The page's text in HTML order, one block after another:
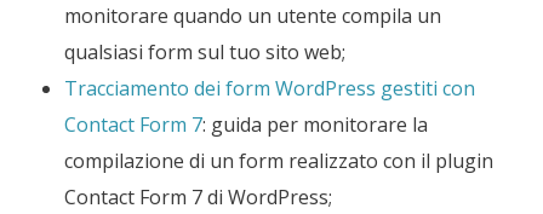
monitorare quando un utente compila un
qualsiasi form sul tuo sito web;
Tracciamento dei form WordPress gestiti con
Contact Form 7: guida per monitorare la
compilazione di un form realizzato con il plugin
Contact Form 7 di WordPress;